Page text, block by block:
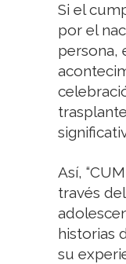
Si el
por el
persona,
Así,
través
historias
su